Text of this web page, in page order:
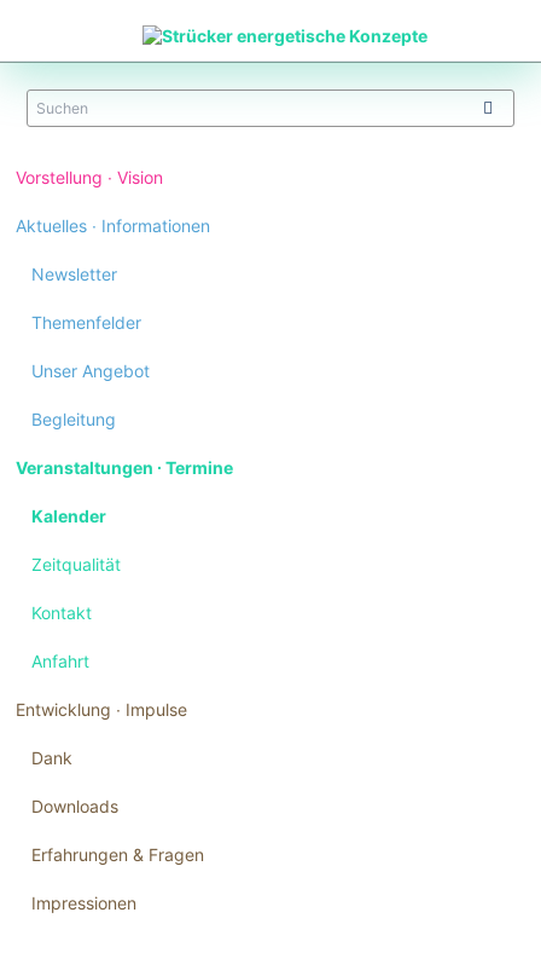
überspringen
Vorstellung ∙ Vision
Aktuelles ∙ Informationen
Newsletter
Themenfelder
Unser Angebot
Begleitung
Veranstaltungen ∙ Termine
Kalender
Zeitqualität
Kontakt
Anfahrt
Entwicklung ∙ Impulse
Dank
Downloads
Erfahrungen & Fragen
Impressionen